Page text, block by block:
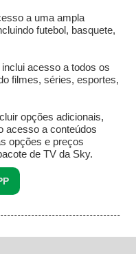
a uma ampla
futebol, basquete,
acesso a todos os
filmes, séries, esportes,
opções adicionais,
acesso a conteúdos
opções e preços
de TV da Sky.